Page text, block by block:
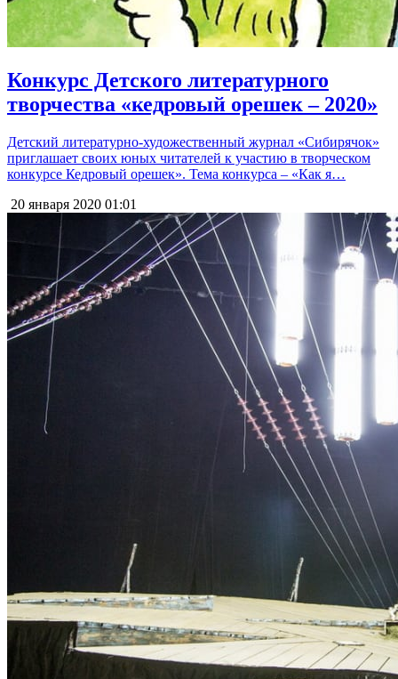
Конкурс Детского литературного
творчества «кедровый орешек – 2020»
Детский литературно-художественный журнал «Сибирячок»
приглашает своих юных читателей к участию в творческом
конкурсе Кедровый орешек». Тема конкурса – «Как я…
20 января 2020 01:01